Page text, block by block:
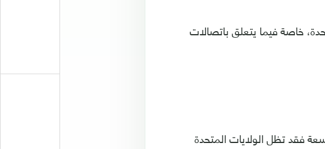
خاصة فيما يتعلق باتصالات
فقد تظل الولايات المتحدة